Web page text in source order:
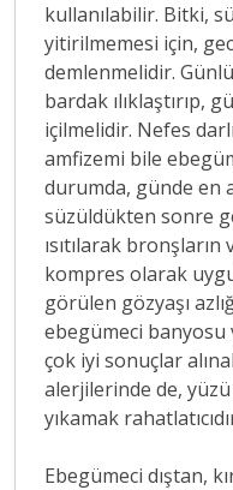
kullanılabilir. Bitki,
yitirilmemesi için,
demlenmelidir.
bardak ılıklaştırıp,
içilmelidir. Nefes
amfizemi bile
durumda, günde en
süzüldükten sonre
ısıtılarak
kompres olarak
görülen gözyaşı
ebegümeci banyosu
çok iyi sonuçlar
alerjilerinde de, yüzü
yıkamak
Ebegümeci dıştan,